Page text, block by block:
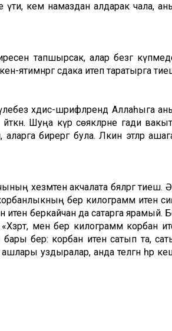
үти, кем намаздан алдарак чала,
тапшырсак, алар безгә
ятимнәргә сәдака итеп таратырга
хәдис-шәрифләрендә Аллаһыга
Шуңа күрә сөякләрне гади
аларга бирергә була. Ләкин этләр
хезмәтен акчалата бәяләргә тиеш.
бер килограмм итен
итен беркайчан да сатарга ярамый.
менә бер килограмм корбан
бер: корбан итен сатып та,
уздыралар, анда теләгән һәр